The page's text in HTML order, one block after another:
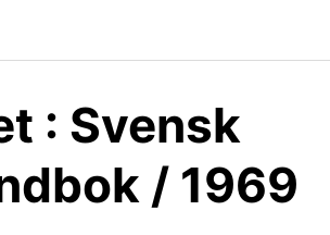
: Svensk
/ 1969